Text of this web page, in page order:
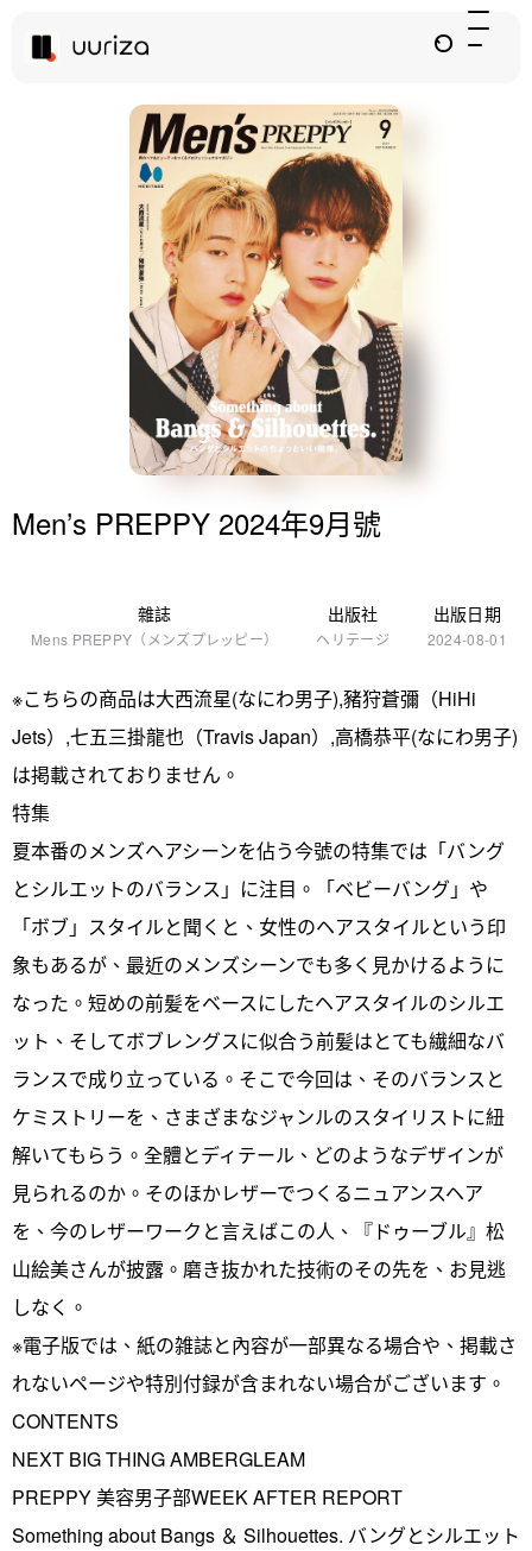
Men’s PREPPY 2024年9月號
雜誌
Mens PREPPY（メンズプレッピー）
出版社
ヘリテージ
出版日期
2024-08-01
※こちらの商品は大西流星(なにわ男子),豬狩蒼彌（HiHi
Jets）,七五三掛龍也（Travis Japan）,高橋恭平(なにわ男子)
は掲載されておりません。
特集
夏本番のメンズヘアシーンを佔う今號の特集では「バング
とシルエットのバランス」に注目。「ベビーバング」や
「ボブ」スタイルと聞くと、女性のヘアスタイルという印
象もあるが、最近のメンズシーンでも多く見かけるように
なった。短めの前髪をベースにしたヘアスタイルのシルエ
ット、そしてボブレングスに似合う前髪はとても繊細なバ
ランスで成り立っている。そこで今回は、そのバランスと
ケミストリーを、さまざまなジャンルのスタイリストに紐
解いてもらう。全體とディテール、どのようなデザインが
見られるのか。そのほかレザーでつくるニュアンスヘア
を、今のレザーワークと言えばこの人、『ドゥーブル』松
山絵美さんが披露。磨き抜かれた技術のその先を、お見逃
しなく。
※電子版では、紙の雑誌と內容が一部異なる場合や、掲載さ
れないページや特別付録が含まれない場合がございます。
CONTENTS
NEXT BIG THING AMBERGLEAM
PREPPY 美容男子部WEEK AFTER REPORT
Something about Bangs ＆ Silhouettes. バングとシルエット